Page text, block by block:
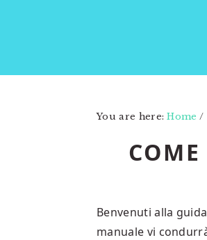
You are here:Home /
Benvenuti alla
manuale vi